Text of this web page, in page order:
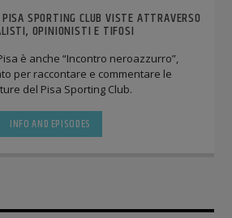
SPORTING CLUB VISTE ATTRAVERSO
OPINIONISTI E TIFOSI
è anche “Incontro neroazzurro”,
per raccontare e commentare le
del Pisa Sporting Club.
INFO AND EPISODES